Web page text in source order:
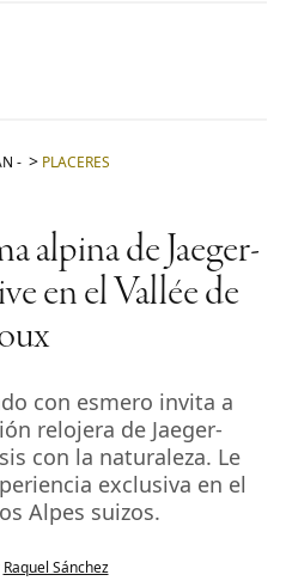
- PLACERES
alpina de Jaeger-
en el Vallée de
con esmero invita a
relojera de Jaeger-
con la naturaleza. Le
exclusiva en el
Alpes suizos.
Raquel Sánchez